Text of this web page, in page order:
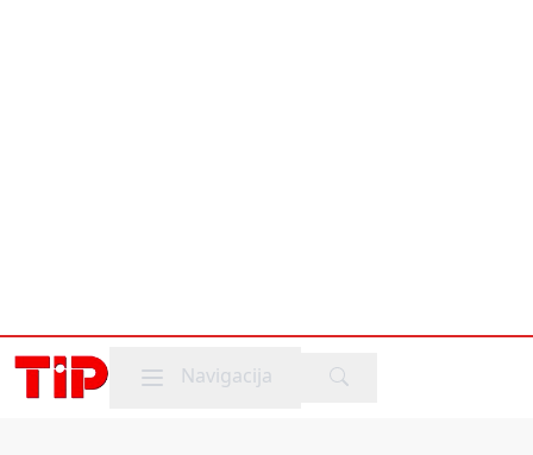
Mobile menu
Navigacija